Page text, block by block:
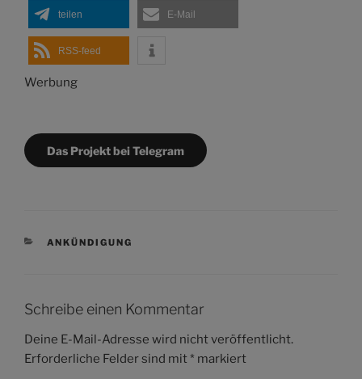
teilen E-Mail
RSS-feed
Werbung
Das Projekt bei Telegram
KATEGORIEN
ANKÜNDIGUNG
Schreibe einen Kommentar
Deine E-Mail-Adresse wird nicht veröffentlicht.
Erforderliche Felder sind mit* markiert